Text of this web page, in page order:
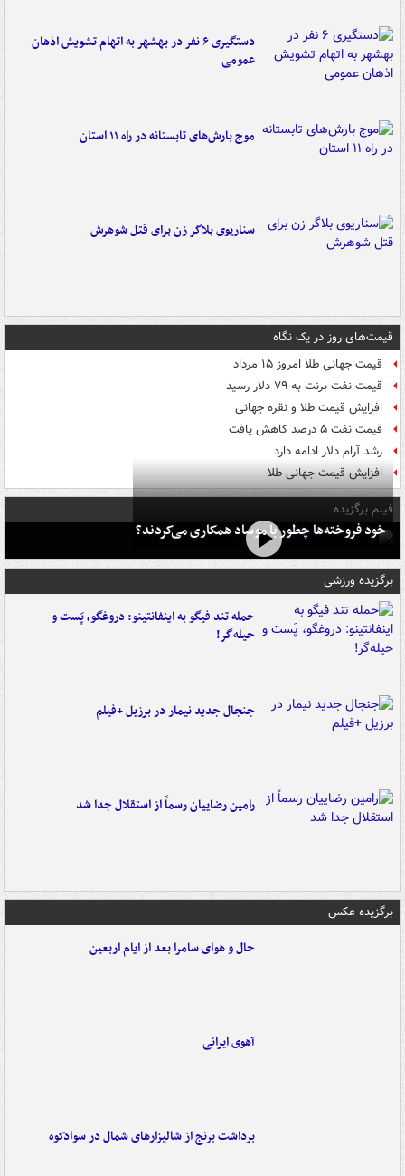
دستگیری ۶ نفر در بهشهر به اتهام تشویش اذهان
عمومی
موج بارش‌های تابستانه در راه ۱۱ استان
سناریوی بلاگر زن برای قتل شوهرش
قیمت‌های روز در یک نگاه
قیمت جهانی طلا امروز ۱۵ مرداد
قیمت نفت برنت به ۷۹ دلار رسید
افزایش قیمت طلا و نقره جهانی
قیمت نفت ۵ درصد کاهش یافت
رشد آرام دلار ادامه دارد
افزایش قیمت جهانی طلا
فیلم برگزیده
خود فروخته‌ها چطور با موساد همکاری می‌کردند؟
برگزیده ورزشی
حمله تند فیگو به اینفانتینو: دروغگو، پَست‌ و
حیله‌گر!
جنجال جدید نیمار در برزیل +فیلم
رامین رضاییان رسماً از استقلال جدا شد
برگزیده عکس
حال و هوای سامرا بعد از ایام اربعین
آهوی ایرانی
برداشت برنج از شالیزارهای شمال در سوادکوه